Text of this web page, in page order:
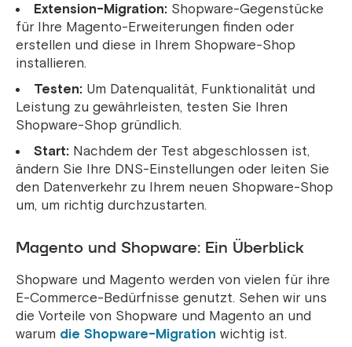
Extension-Migration: Shopware-Gegenstücke
für Ihre Magento-Erweiterungen finden oder
erstellen und diese in Ihrem Shopware-Shop
installieren.
Testen: Um Datenqualität, Funktionalität und
Leistung zu gewährleisten, testen Sie Ihren
Shopware-Shop gründlich.
Start: Nachdem der Test abgeschlossen ist,
ändern Sie Ihre DNS-Einstellungen oder leiten Sie
den Datenverkehr zu Ihrem neuen Shopware-Shop
um, um richtig durchzustarten.
Magento und Shopware: Ein Überblick
Shopware und Magento werden von vielen für ihre
E-Commerce-Bedürfnisse genutzt. Sehen wir uns
die Vorteile von Shopware und Magento an und
warum die Shopware-Migration wichtig ist.